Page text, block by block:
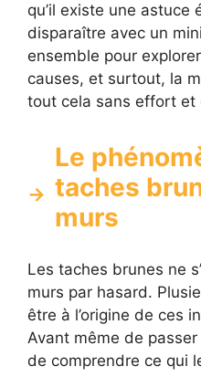
qu’il existe une astuce
disparaître avec un
ensemble pour
causes, et surtout, la
tout cela sans effort et
Le
taches
murs
Les taches brunes ne
murs par hasard.
être à l’origine de ces
Avant même de
de comprendre ce qui